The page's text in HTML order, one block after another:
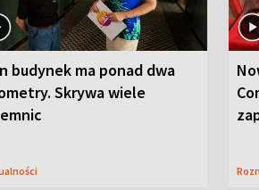
budynek ma ponad dwa
Skrywa wiele